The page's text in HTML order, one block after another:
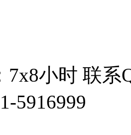
7x8小时 联系
5916999